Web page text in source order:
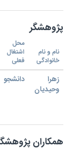
پژوهشگر
نام و نام
خانوادگی
محل
اشتغال
فعلی
زهرا
وحیدیان
دانشجو
همکاران